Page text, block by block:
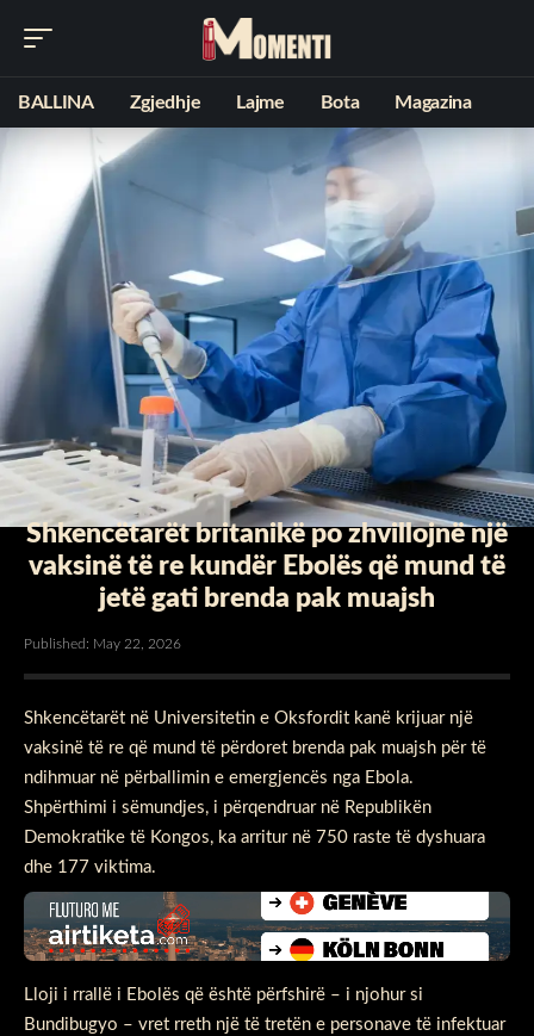
BALLINA Zgjedhje Lajme Bota Magazina
Shkencëtarët britanikë po zhvillojnë një
vaksinë të re kundër Ebolës që mund të
jetë gati brenda pak muajsh
Published: May 22, 2026
Shkencëtarët në Universitetin e Oksfordit kanë krijuar një
vaksinë të re që mund të përdoret brenda pak muajsh për të
ndihmuar në përballimin e emergjencës nga Ebola.
Shpërthimi i sëmundjes, i përqendruar në Republikën
Demokratike të Kongos, ka arritur në 750 raste të dyshuara
dhe 177 viktima.
Lloji i rrallë i Ebolës që është përfshirë – i njohur si
Bundibugyo – vret rreth një të tretën e personave të infektuar